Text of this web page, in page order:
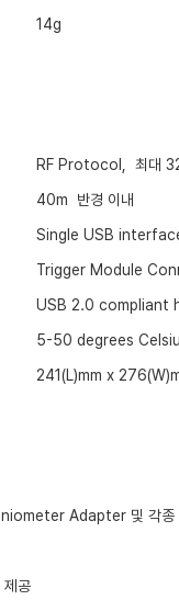
14g
RF Protocol, 최대
40m
반경 이내
Single USB
Trigger Module
USB 2.0 compliant
5-50 degrees
241(L)mm x
Adapter 및 각종
제공